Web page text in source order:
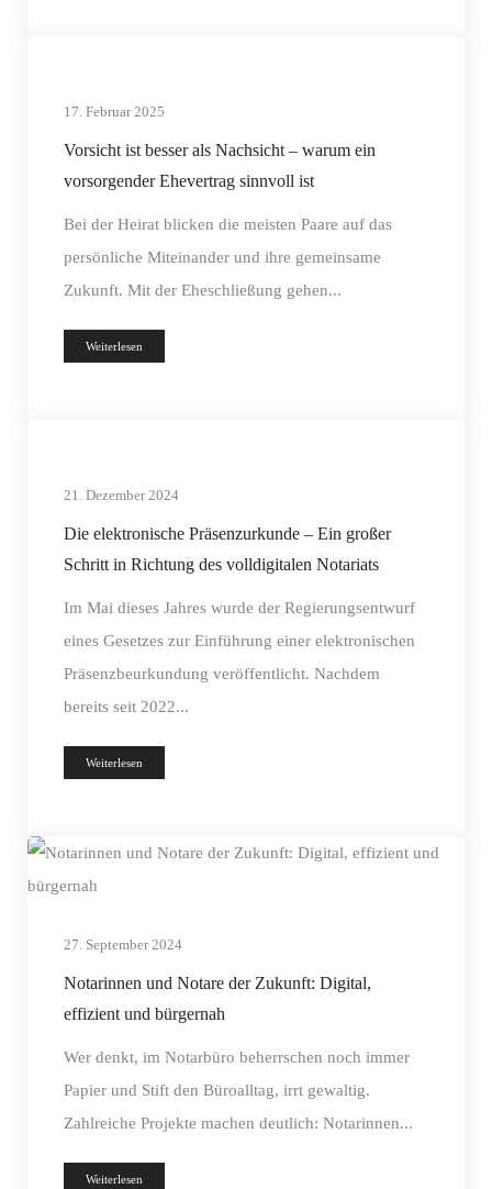
17. Februar 2025
Vorsicht ist besser als Nachsicht – warum ein
vorsorgender Ehevertrag sinnvoll ist
Bei der Heirat blicken die meisten Paare auf das
persönliche Miteinander und ihre gemeinsame
Zukunft. Mit der Eheschließung gehen...
Weiterlesen
21. Dezember 2024
Die elektronische Präsenzurkunde – Ein großer
Schritt in Richtung des volldigitalen Notariats
Im Mai dieses Jahres wurde der Regierungsentwurf
eines Gesetzes zur Einführung einer elektronischen
Präsenzbeurkundung veröffentlicht. Nachdem
bereits seit 2022...
Weiterlesen
27. September 2024
Notarinnen und Notare der Zukunft: Digital,
effizient und bürgernah
Wer denkt, im Notarbüro beherrschen noch immer
Papier und Stift den Büroalltag, irrt gewaltig.
Zahlreiche Projekte machen deutlich: Notarinnen...
Weiterlesen